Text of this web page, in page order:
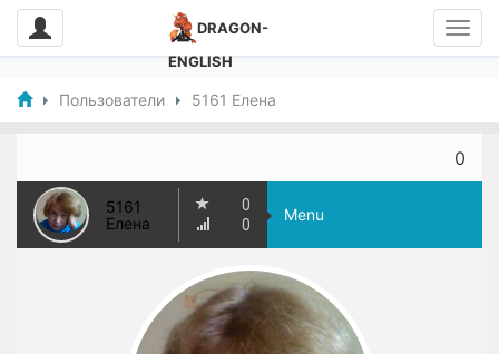
DRAGON-
ENGLISH
Пользователи 5161 Елена
0
5161
Елена
0
0
Menu